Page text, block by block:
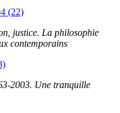
(22)
justice. La philosophie
contemporains
2003. Une tranquille